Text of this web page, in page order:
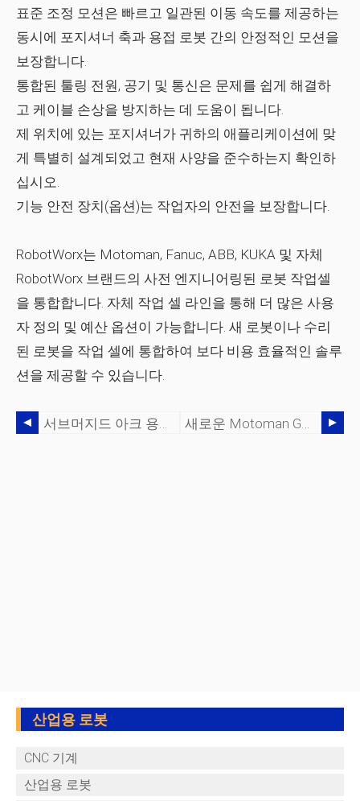
표준 조정 모션은 빠르고 일관된 이동 속도를 제공하는
동시에 포지셔너 축과 용접 로봇 간의 안정적인 모션을
보장합니다.
통합된 툴링 전원, 공기 및 통신은 문제를 쉽게 해결하
고 케이블 손상을 방지하는 데 도움이 됩니다.
제 위치에 있는 포지셔너가 귀하의 애플리케이션에 맞
게 특별히 설계되었고 현재 사양을 준수하는지 확인하
십시오.
기능 안전 장치(옵션)는 작업자의 안전을 보장합니다.
RobotWorx는 Motoman, Fanuc, ABB, KUKA 및 자체
RobotWorx 브랜드의 사전 엔지니어링된 로봇 작업셀
을 통합합니다. 자체 작업 셀 라인을 통해 더 많은 사용
자 정의 및 예산 옵션이 가능합니다. 새 로봇이나 수리
된 로봇을 작업 셀에 통합하여 보다 비용 효율적인 솔루
션을 제공할 수 있습니다.
서브머지드 아크 용접의 장점과 한계 새로운 Motoman GP 시리즈 - 고속 자재 취급 로봇
산업용 로봇
CNC 기계
산업용 로봇